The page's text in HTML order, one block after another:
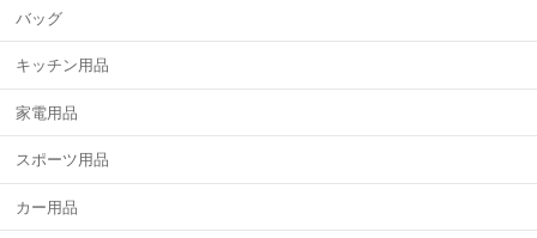
バッグ
キッチン用品
家電用品
スポーツ用品
カー用品